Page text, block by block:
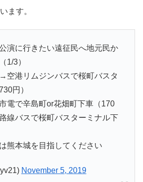
ます。
演に行きたい遠征民へ地元民か
1/3）
空港リムジンバスで桜町バスタ
円）
電で辛島町or花畑町下車（170
線バスで桜町バスターミナル下
熊本城を目指してください
November 5, 2019